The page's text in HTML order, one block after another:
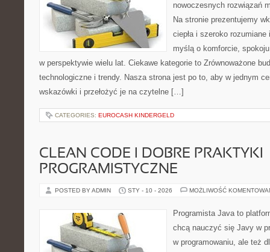
nowoczesnych rozwiązań
Na stronie prezentujemy
ciepła i szeroko
myślą o komforcie,
w perspektywie wielu lat. Ciekawe kategorie to Zrównoważone
technologiczne i trendy. Nasza strona jest po to, aby w jednym
wskazówki i przełożyć je na czytelne […]
CATEGORIES: EUROCASH KINDERGELD
CLEAN CODE I DOBRE PRAKTYKI
PROGRAMISTYCZNE
POSTED BY ADMIN STY - 10 - 2026 MOŻLIWOŚĆ
Programista Java to
chcą nauczyć się Javy w
w programowaniu, ale też